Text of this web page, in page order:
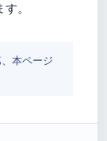
。
本ページ